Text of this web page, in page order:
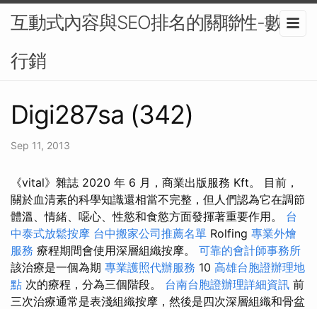
互動式內容與SEO排名的關聯性-數位
行銷
Digi287sa (342)
Sep 11, 2013
《vital》雜誌 2020 年 6 月，商業出版服務 Kft。 目前，
關於血清素的科學知識還相當不完整，但人們認為它在調節
體溫、情緒、噁心、性慾和食慾方面發揮著重要作用。 台
中泰式放鬆按摩 台中搬家公司推薦名單 Rolfing 專業外燴
服務 療程期間會使用深層組織按摩。 可靠的會計師事務所
該治療是一個為期 專業護照代辦服務 10 高雄台胞證辦理地
點 次的療程，分為三個階段。 台南台胞證辦理詳細資訊 前
三次治療通常是表淺組織按摩，然後是四次深層組織和骨盆